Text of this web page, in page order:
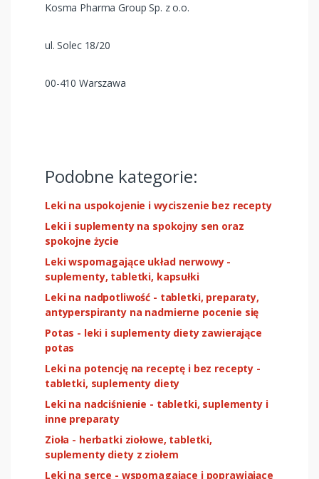
Kosma Pharma Group Sp. z o.o.
ul. Solec 18/20
00-410 Warszawa
Podobne kategorie:
Leki na uspokojenie i wyciszenie bez recepty
Leki i suplementy na spokojny sen oraz
spokojne życie
Leki wspomagające układ nerwowy -
suplementy, tabletki, kapsułki
Leki na nadpotliwość - tabletki, preparaty,
antyperspiranty na nadmierne pocenie się
Potas - leki i suplementy diety zawierające
potas
Leki na potencję na receptę i bez recepty -
tabletki, suplementy diety
Leki na nadciśnienie - tabletki, suplementy i
inne preparaty
Zioła - herbatki ziołowe, tabletki,
suplementy diety z ziołem
Leki na serce - wspomagające i poprawiające